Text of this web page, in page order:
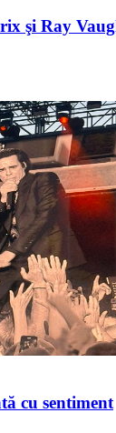
şi Ray
cu sentiment